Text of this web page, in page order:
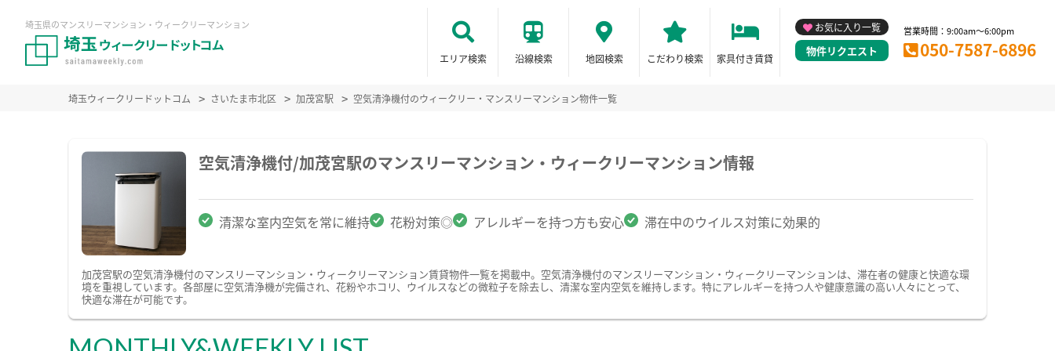
埼玉県のマンスリーマンション・ウィークリーマンション
エリア検索 沿線検索 地図検索 こだわり検索 家具付き賃貸
お気に入り一覧
物件リクエスト
営業時間：9:00am～6:00pm
050-7587-6896
埼玉ウィークリードットコム さいたま市北区 加茂宮駅 空気清浄機付のウィークリー・マンスリーマンション物件一覧
空気清浄機付/加茂宮駅のマンスリーマンション・ウィークリーマンション情報
清潔な室内空気を常に維持 花粉対策◎ アレルギーを持つ方も安心 滞在中のウイルス対策に効果的
加茂宮駅の空気清浄機付のマンスリーマンション・ウィークリーマンション賃貸物件一覧を掲載中。空気清浄機付のマンスリーマンション・ウィークリーマンションは、滞在者の健康と快適な環
境を重視しています。各部屋に空気清浄機が完備され、花粉やホコリ、ウイルスなどの微粒子を除去し、清潔な室内空気を維持します。特にアレルギーを持つ人や健康意識の高い人々にとって、
快適な滞在が可能です。